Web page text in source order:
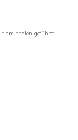
am besten geführte …